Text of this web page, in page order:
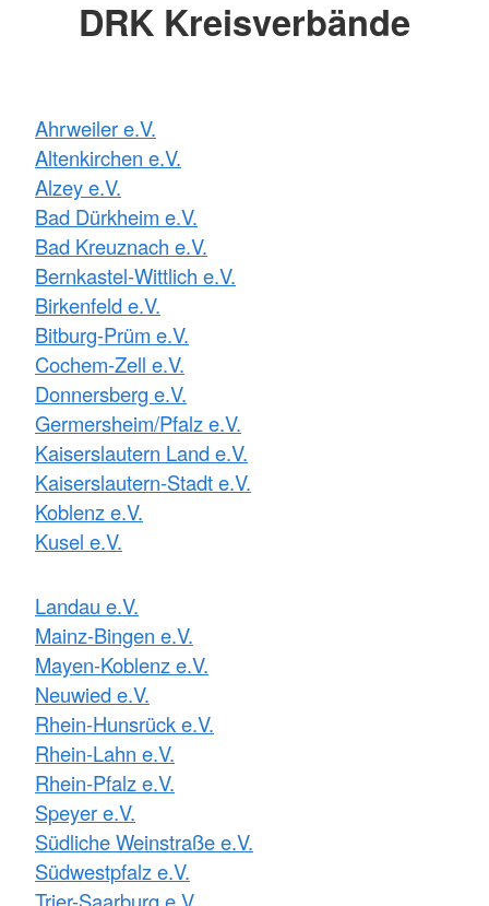
DRK Kreisverbände
Ahrweiler e.V.
Altenkirchen e.V.
Alzey e.V.
Bad Dürkheim e.V.
Bad Kreuznach e.V.
Bernkastel-Wittlich e.V.
Birkenfeld e.V.
Bitburg-Prüm e.V.
Cochem-Zell e.V.
Donnersberg e.V.
Germersheim/Pfalz e.V.
Kaiserslautern Land e.V.
Kaiserslautern-Stadt e.V.
Koblenz e.V.
Kusel e.V.
Landau e.V.
Mainz-Bingen e.V.
Mayen-Koblenz e.V.
Neuwied e.V.
Rhein-Hunsrück e.V.
Rhein-Lahn e.V.
Rhein-Pfalz e.V.
Speyer e.V.
Südliche Weinstraße e.V.
Südwestpfalz e.V.
Trier-Saarburg e.V.